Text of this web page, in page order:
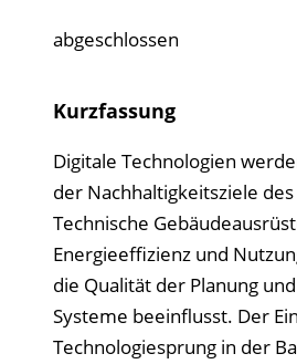
abgeschlossen
Kurzfassung
Digitale Technologien
der Nachhaltigkeitsziele
Technische
Energieeffizienz und
die Qualität der Planung
Systeme beeinflusst. Der
Technologiesprung in der